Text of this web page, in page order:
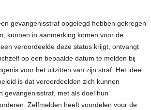
gevangenisstraf opgelegd hebben gekregen
kunnen in aanmerking komen voor de
een veroordeelde deze status krijgt, ontvangt
op een bepaalde datum te melden bij
voor het uitzitten van zijn straf. Het idee
is dat veroordeelden zich kunnen
gevangenisstraf, met als doel hun
Zelfmelden heeft voordelen voor de